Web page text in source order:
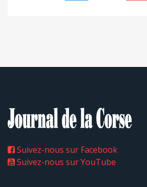
Suivez-nous sur Facebook
Suivez-nous sur YouTube